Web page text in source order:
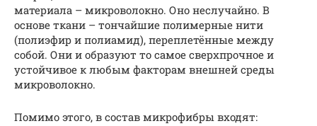
материала – микроволокно. Оно неслучайно. В
основе ткани – тончайшие полимерные нити
(полиэфир и полиамид), переплетённые между
собой. Они и образуют то самое сверхпрочное и
устойчивое к любым факторам внешней среды
микроволокно.
Помимо этого, в состав микрофибры входят: